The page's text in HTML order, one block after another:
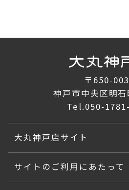
〒650-
神戸市中央区明
Tel.050-
大丸神戸店サイト
サイトのご利用にあたって